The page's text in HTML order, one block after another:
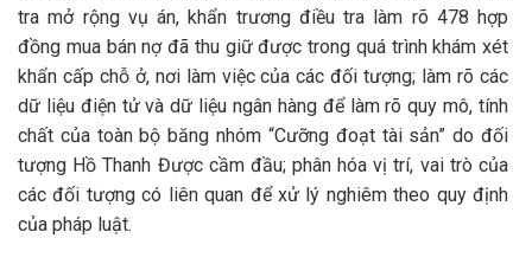
tra mở rộng vụ án, khẩn trương điều tra làm rõ 478 hợp
đồng mua bán nợ đã thu giữ được trong quá trình khám xét
khẩn cấp chỗ ở, nơi làm việc của các đối tượng; làm rõ các
dữ liệu điện tử và dữ liệu ngân hàng để làm rõ quy mô, tính
chất của toàn bộ băng nhóm “Cưỡng đoạt tài sản” do đối
tượng Hồ Thanh Được cầm đầu; phân hóa vị trí, vai trò của
các đối tượng có liên quan để xử lý nghiêm theo quy định
của pháp luật.